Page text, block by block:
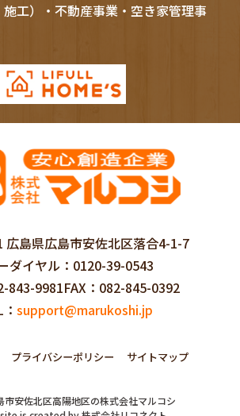
工）・不動産事業・空き家管理事
広島県広島市安佐北区落合4-1-7
ダイヤル
0120-39-0543
843-9981FAX
082-845-0392
support@marukoshi.jp
プライバシーポリシー サイトマップ
市安佐北区高陽地区の株式会社マルコシ